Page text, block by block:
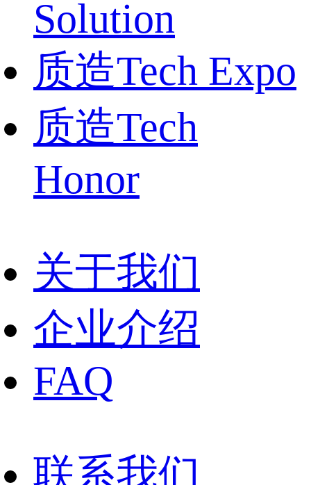
Solution
质造Tech Expo
质造Tech
Honor
关于我们
企业介绍
FAQ
联系我们